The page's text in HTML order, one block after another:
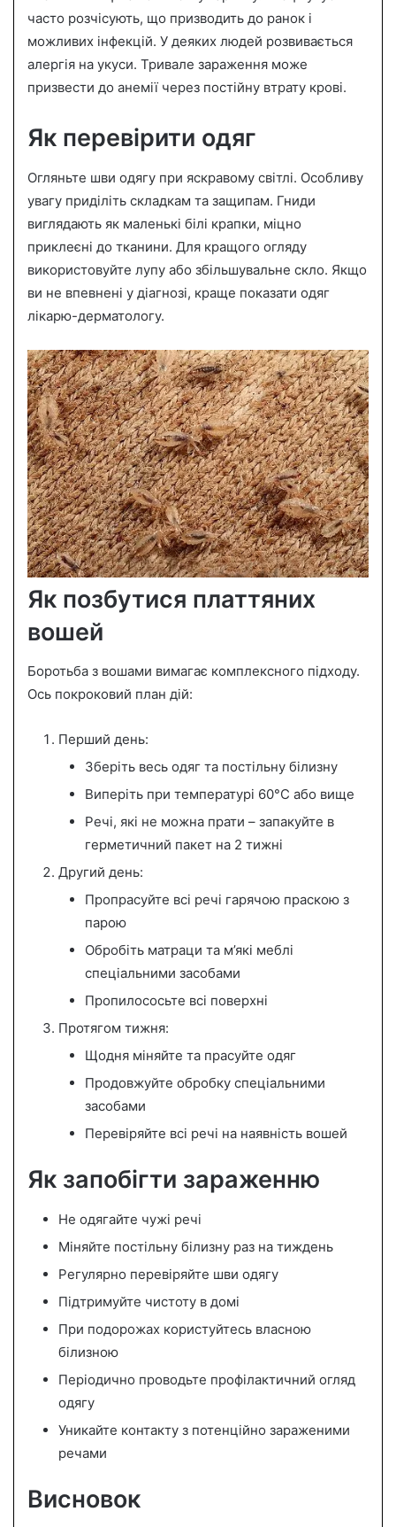
часто розчісують, що призводить до ранок і
можливих інфекцій. У деяких людей розвивається
алергія на укуси. Тривале зараження може
призвести до анемії через постійну втрату крові.
Як перевірити одяг
Огляньте шви одягу при яскравому світлі. Особливу
увагу приділіть складкам та защипам. Гниди
виглядають як маленькі білі крапки, міцно
приклеєні до тканини. Для кращого огляду
використовуйте лупу або збільшувальне скло. Якщо
ви не впевнені у діагнозі, краще показати одяг
лікарю-дерматологу.
Як позбутися платтяних
вошей
Боротьба з вошами вимагає комплексного підходу.
Ось покроковий план дій:
Перший день:
Зберіть весь одяг та постільну білизну
Виперіть при температурі 60°C або вище
Речі, які не можна прати – запакуйте в
герметичний пакет на 2 тижні
Другий день:
Пропрасуйте всі речі гарячою праскою з
парою
Обробіть матраци та м’які меблі
спеціальними засобами
Пропилососьте всі поверхні
Протягом тижня:
Щодня міняйте та прасуйте одяг
Продовжуйте обробку спеціальними
засобами
Перевіряйте всі речі на наявність вошей
Як запобігти зараженню
Не одягайте чужі речі
Міняйте постільну білизну раз на тиждень
Регулярно перевіряйте шви одягу
Підтримуйте чистоту в домі
При подорожах користуйтесь власною
білизною
Періодично проводьте профілактичний огляд
одягу
Уникайте контакту з потенційно зараженими
речами
Висновок